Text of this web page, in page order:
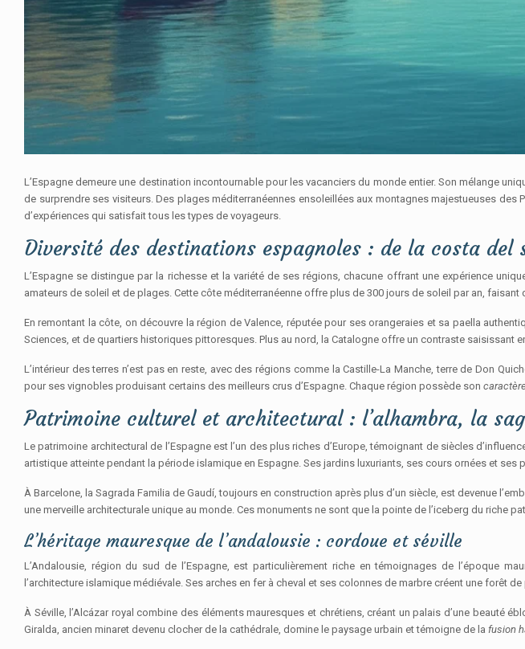
L’Espagne demeure une destination incontournable pour les vacanciers du monde entier. Son mélange
de surprendre ses visiteurs. Des plages méditerranéennes ensoleillées aux montagnes majestueuses
d’expériences qui satisfait tous les types de voyageurs.
Diversité des destinations espagnoles : de la costa del
L’Espagne se distingue par la richesse et la variété de ses régions, chacune offrant une expérience
amateurs de soleil et de plages. Cette côte méditerranéenne offre plus de 300 jours de soleil par an,
En remontant la côte, on découvre la région de Valence, réputée pour ses orangeraies et sa paella
Sciences, et de quartiers historiques pittoresques. Plus au nord, la Catalogne offre un contraste saisissant
L’intérieur des terres n’est pas en reste, avec des régions comme la Castille-La Manche, terre de Don
pour ses vignobles produisant certains des meilleurs crus d’Espagne. Chaque région possède son
Patrimoine culturel et architectural : l’alhambra, la
Le patrimoine architectural de l’Espagne est l’un des plus riches d’Europe, témoignant de siècles
artistique atteinte pendant la période islamique en Espagne. Ses jardins luxuriants, ses cours ornées et
À Barcelone, la Sagrada Familia de Gaudí, toujours en construction après plus d’un siècle, est devenue
une merveille architecturale unique au monde. Ces monuments ne sont que la pointe de l’iceberg du riche
L’héritage mauresque de l’andalousie : cordoue et séville
L’Andalousie, région du sud de l’Espagne, est particulièrement riche en témoignages de l’époque
l’architecture islamique médiévale. Ses arches en fer à cheval et ses colonnes de marbre créent une forêt
À Séville, l’Alcázar royal combine des éléments mauresques et chrétiens, créant un palais d’une beauté
Giralda, ancien minaret devenu clocher de la cathédrale, domine le paysage urbain et témoigne de la fusion